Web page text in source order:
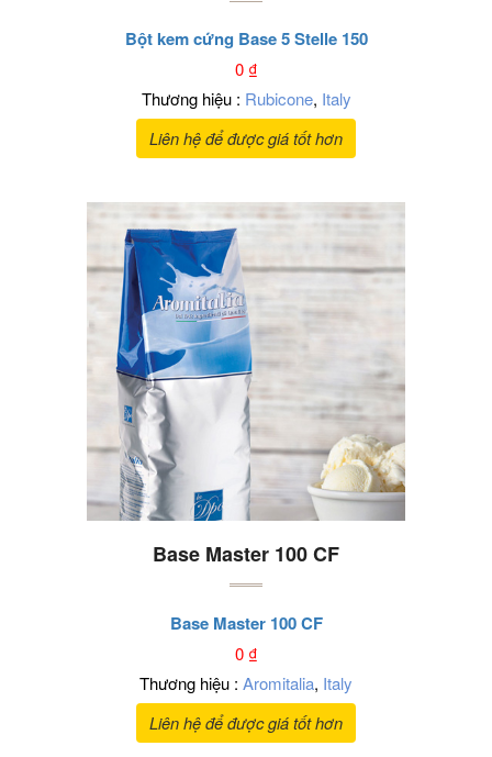
Bột kem cứng Base 5 Stelle 150
0₫
Thương hiệu : Rubicone, Italy
Liên hệ để được giá tốt hơn
Base Master 100 CF
Base Master 100 CF
0₫
Thương hiệu : Aromitalia, Italy
Liên hệ để được giá tốt hơn